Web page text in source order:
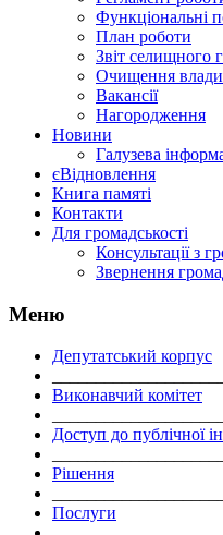
Функціональні
План роботи
Звіт селищного
Очищення влади
Вакансії
Нагородження
Новини
Галузева
єВідновлення
Книга памяті
Контакти
Для громадськості
Консультації з
Звернення
Меню
Депутатський корпус
Виконавчий комітет
Доступ до публічної
Рішення
Послуги